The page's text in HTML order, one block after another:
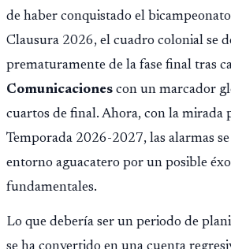
de haber conquistado el
Clausura 2026, el cuadro colonial se
prematuramente de la fase final tras
Comunicaciones con un marcador
cuartos de final. Ahora, con la mirada
Temporada 2026-2027, las alarmas
entorno aguacatero por un posible
fundamentales.
Lo que debería ser un periodo de